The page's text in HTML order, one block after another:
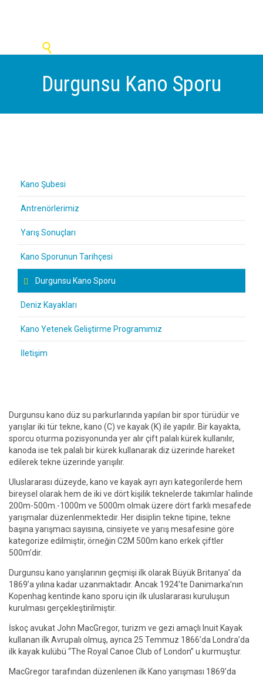

Durgunsu Kano Sporu
Kano Şubesi
Antrenörlerimiz
Yarış Sonuçları
Kano Sporunun Tarihçesi
Durgunsu Kano Sporu
Deniz Kayakları
Kano Yetenek Geliştirme Programımız
İletişim
Durgunsu kano düz su parkurlarında yapılan bir spor türüdür ve
yarışlar iki tür tekne, kano (C) ve kayak (K) ile yapılır. Bir kayakta,
sporcu oturma pozisyonunda yer alır çift palalı kürek kullanılır,
kanoda ise tek palalı bir kürek kullanarak diz üzerinde hareket
edilerek tekne üzerinde yarışılır.
Uluslararası düzeyde, kano ve kayak ayrı ayrı kategorilerde hem
bireysel olarak hem de iki ve dört kişilik teknelerde takımlar halinde
200m-500m.-1000m ve 5000m olmak üzere dört farklı mesafede
yarışmalar düzenlenmektedir. Her disiplin tekne tipine, tekne
başına yarışmacı sayısına, cinsiyete ve yarış mesafesine göre
kategorize edilmiştir, örneğin C2M 500m kano erkek çiftler
500m’dir.
Durgunsu kano yarışlarının geçmişi ilk olarak Büyük Britanya’ da
1869’a yılına kadar uzanmaktadır. Ancak 1924’te Danimarka’nın
Kopenhag kentinde kano sporu için ilk uluslararası kuruluşun
kurulması gerçekleştirilmiştir.
İskoç avukat John MacGregor, turizm ve gezi amaçlı Inuit Kayak
kullanan ilk Avrupalı olmuş, ayrıca 25 Temmuz 1866’da Londra’da
ilk kayak kulübü “The Royal Canoe Club of London” u kurmuştur.
MacGregor tarafından düzenlenen ilk Kano yarışması 1869’da